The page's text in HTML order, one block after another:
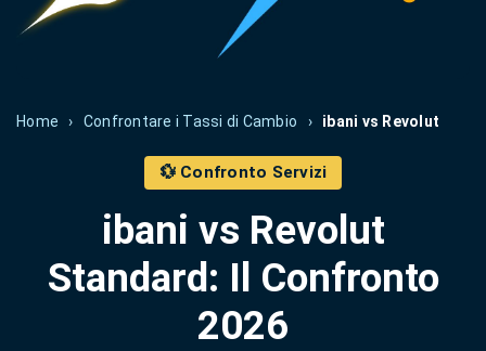
Home › Confrontare i Tassi di Cambio › ibani vs Revolut
💱 Confronto Servizi
ibani vs Revolut
Standard: Il Confronto
2026